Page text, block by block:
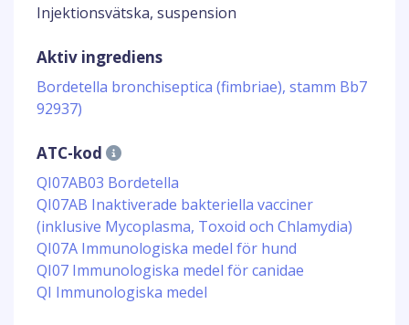
Injektionsvätska, suspension
Aktiv ingrediens
Bordetella bronchiseptica (fimbriae), stamm Bb7
92937)
ATC-kod
QI07AB03 Bordetella
QI07AB Inaktiverade bakteriella vacciner
(inklusive Mycoplasma, Toxoid och Chlamydia)
QI07A Immunologiska medel för hund
QI07 Immunologiska medel för canidae
QI Immunologiska medel